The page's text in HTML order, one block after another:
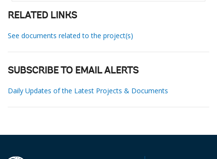
RELATED LINKS
See documents related to the project(s)
SUBSCRIBE TO EMAIL ALERTS
Daily Updates of the Latest Projects & Documents